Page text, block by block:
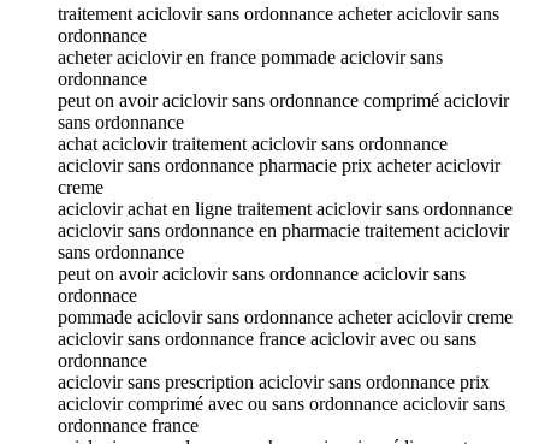
traitement aciclovir sans ordonnance acheter aciclovir sans
ordonnance
acheter aciclovir en france pommade aciclovir sans
ordonnance
peut on avoir aciclovir sans ordonnance comprimé aciclovir
sans ordonnance
achat aciclovir traitement aciclovir sans ordonnance
aciclovir sans ordonnance pharmacie prix acheter aciclovir
creme
aciclovir achat en ligne traitement aciclovir sans ordonnance
aciclovir sans ordonnance en pharmacie traitement aciclovir
sans ordonnance
peut on avoir aciclovir sans ordonnance aciclovir sans
ordonnace
pommade aciclovir sans ordonnance acheter aciclovir creme
aciclovir sans ordonnance france aciclovir avec ou sans
ordonnance
aciclovir sans prescription aciclovir sans ordonnance prix
aciclovir comprimé avec ou sans ordonnance aciclovir sans
ordonnance france